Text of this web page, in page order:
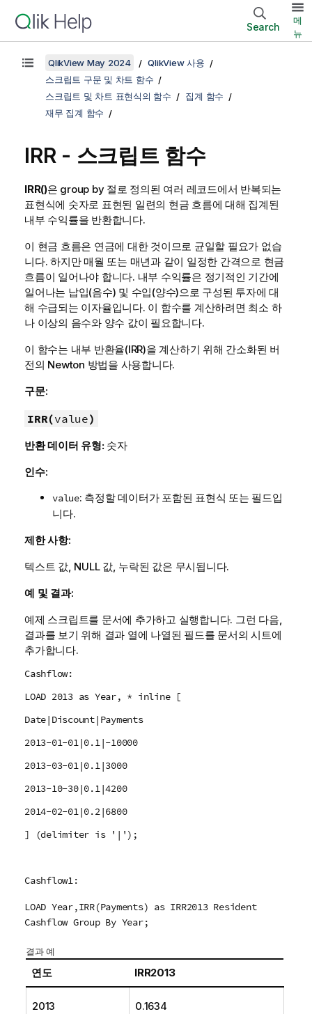
Search
메
뉴
QlikView May 2024
QlikView 사용
스크립트 구문 및 차트 함수
스크립트 및 차트 표현식의 함수
집계 함수
재무 집계 함수
IRR - 스크립트 함수
IRR()은 group by절로 정의된 여러 레코드에서 반복되는
표현식에 숫자로 표현된 일련의 현금 흐름에 대해 집계된
내부 수익률을 반환합니다.
이 현금 흐름은 연금에 대한 것이므로 균일할 필요가 없습
니다. 하지만 매월 또는 매년과 같이 일정한 간격으로 현금
흐름이 일어나야 합니다. 내부 수익률은 정기적인 기간에
일어나는 납입(음수) 및 수입(양수)으로 구성된 투자에 대
해 수급되는 이자율입니다. 이 함수를 계산하려면 최소 하
나 이상의 음수와 양수 값이 필요합니다.
이 함수는 내부 반환율(IRR)을 계산하기 위해 간소화된 버
전의 Newton 방법을 사용합니다.
구문:
IRR(value)
반환 데이터 유형: 숫자
인수:
value: 측정할 데이터가 포함된 표현식 또는 필드입
니다.
제한 사항:
텍스트 값, NULL값, 누락된 값은 무시됩니다.
예 및 결과:
예제 스크립트를 문서에 추가하고 실행합니다. 그런 다음,
결과를 보기 위해 결과 열에 나열된 필드를 문서의 시트에
추가합니다.
Cashflow:
LOAD 2013 as Year, * inline [
Date|Discount|Payments
2013-01-01|0.1|-10000
2013-03-01|0.1|3000
2013-10-30|0.1|4200
2014-02-01|0.2|6800
] (delimiter is '|');
Cashflow1:
LOAD Year,IRR(Payments) as IRR2013 Resident
Cashflow Group By Year;
결과 예
연도 IRR2013
2013 0.1634